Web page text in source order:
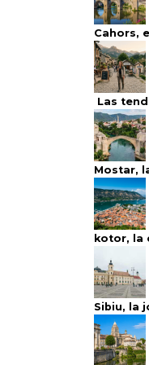
Cahors,
Las
Mostar,
kotor, la
Sibiu, la